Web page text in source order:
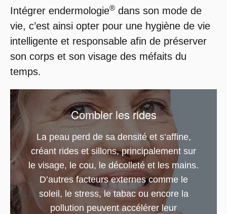
Intégrer endermologie® dans son mode de
vie, c’est ainsi opter pour une hygiène de vie
intelligente et responsable afin de préserver
son corps et son visage des méfaits du
temps.
Combler les rides
La peau perd de sa densité et s’affine,
créant rides et sillons, principalement sur
le visage, le cou, le décolleté et les mains.
D’autres facteurs externes comme le
soleil, le stress, le tabac ou encore la
pollution peuvent accélérer leur